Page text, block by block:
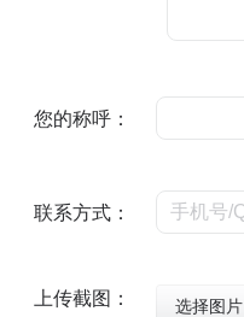
您的称呼：
联系方式：
上传截图： 选择图片